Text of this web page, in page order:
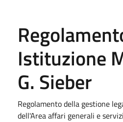
Istituzione
G. Sieber
Regolamento della gestione
dell'Area affari generali e